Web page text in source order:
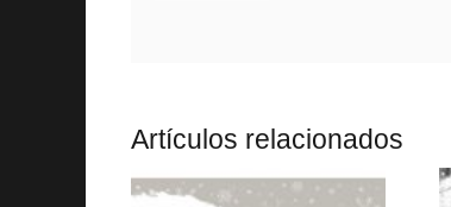
Artículos relacionados